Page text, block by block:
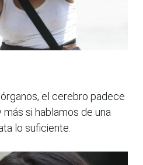
el cerebro padece
si hablamos de una
lo suficiente.